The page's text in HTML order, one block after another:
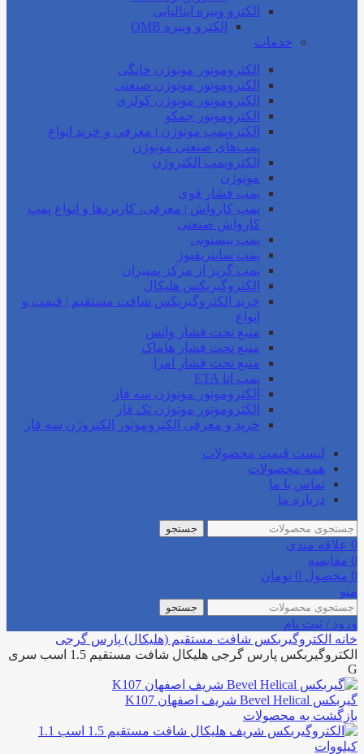
الکترو ویبره ایتالیایی
الکترو ویبره OMB
خدمات
الکتروموتور موتوژن خانگی
الکتروموتور موتوژن صنعتی
الکتروموتور موتوژن کولری
الکتروموتور جمکو
الکتروپمپ موتوژن | معرفی و خرید انواع
پمپ‌های صنعتی موتوژن
الکتروپمپ الکتروژن
موتوژن
پمپ فشار قوی
پمپ کارواش | معرفی، کاربردها و انواع پمپ
کارواش صنعتی
پمپ پیستونی
پمپ سانتریفیوژ
پمپ گریز از مرکز پمپیران
الکتروگیربکس هلیکال
خرید الکتروگیربکس شافت مستقیم | قیمت و
انواع
منبع تحت فشار واتس
منبع تحت فشار هاماک
منبع تحت فشار امرا
پمپ اتا ETA
الکتروموتور موتوژن سه فاز
الکتروموتور موتوژن تک فاز
خرید و معرفی الکتروموتور الکتروژن سه فاز
لیست قیمت محصولات
همه محصولات
تماس با ما
درباره ما
جستجو
0 علاقه مندی
0 مقایسه
0 محصول 0 تومان
منو
جستجو
ورود / ثبت نام
خانه الکتروگیربکس شافت مستقیم (هلیکال) پارس گرجی
الکتروگیربکس پارس گرجی هلیکال شافت مستقیم 1.5 اسب سری
G
گیربکس Bevel Helical شریف اصفهان K107
بازگشت به محصولات